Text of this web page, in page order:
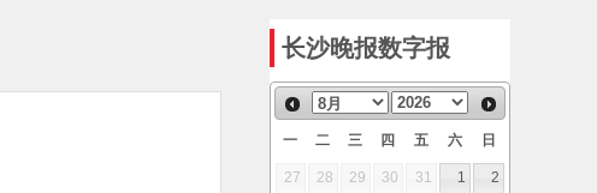
长沙晚报数字报
一 二 三 四 五 六 日
27 28 29 30 31 1
2